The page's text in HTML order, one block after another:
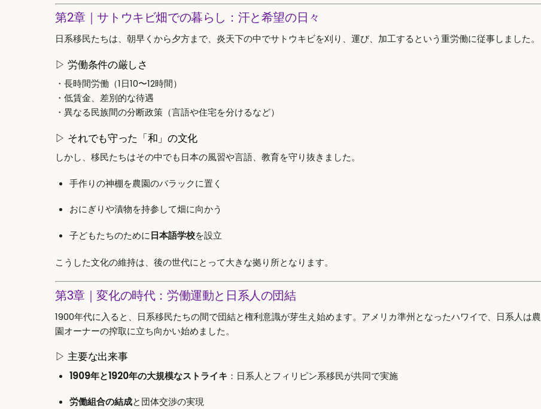
第2章｜サトウキビ畑での暮らし：汗と希望の日々
日系移民たちは、朝早くから夕方まで、炎天下の中でサトウキビを刈り、運び、加工するという重労働に従事しました。
▷ 労働条件の厳しさ
・長時間労働（1日10〜12時間）
・低賃金、差別的な待遇
・異なる民族間の分断政策（言語や住宅を分けるなど）
▷ それでも守った「和」の文化
しかし、移民たちはその中でも日本の風習や言語、教育を守り抜きました。
手作りの神棚を農園のバラックに置く
おにぎりや漬物を持参して畑に向かう
子どもたちのために日本語学校を設立
こうした文化の維持は、後の世代にとって大きな拠り所となります。
第3章｜変化の時代：労働運動と日系人の団結
1900年代に入ると、日系移民たちの間で団結と権利意識が芽生え始めます。アメリカ準州となったハワイで、日系人は農
園オーナーの搾取に立ち向かい始めました。
▷ 主要な出来事
1909年と1920年の大規模なストライキ ：日系人とフィリピン系移民が共同で実施
労働組合の結成と団体交渉の実現